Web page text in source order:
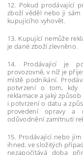
12. Pokud prodávající
zboží věděl nebo ji
kupujícího vyhovět.
13. Kupující nemůže
je dané zboží zlevněno.
14. Prodávající je
provozovně, v níž je
místě podnikání.
potvrzení o tom, kdy
reklamace a jaký
i potvrzení o datu a
provedení opravy a
odůvodnění zamítnutí
15. Prodávající nebo
ihned, ve složitých
nezapočítává doba